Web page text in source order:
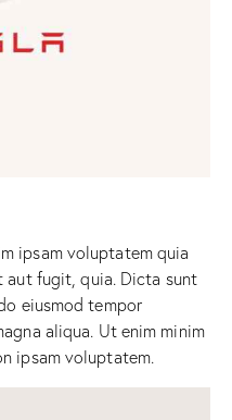
ipsam voluptatem quia
fugit, quia. Dicta sunt
eiusmod tempor
aliqua. Ut enim minim
ipsam voluptatem.